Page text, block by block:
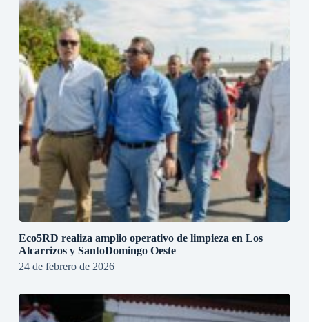
Eco5RD realiza amplio operativo de limpieza en Los
Alcarrizos y SantoDomingo Oeste
24 de febrero de 2026